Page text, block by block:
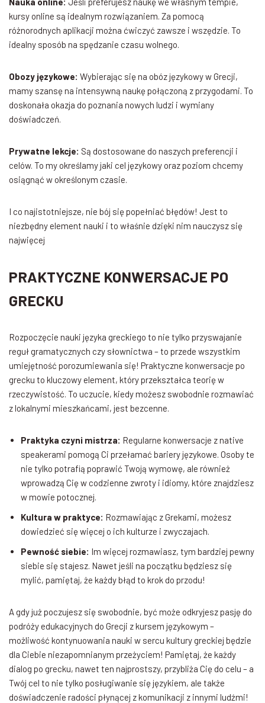
kursy online są idealnym rozwiązaniem. Za pomocą
różnorodnych aplikacji można ćwiczyć zawsze i wszędzie. To
idealny sposób na spędzanie czasu wolnego.
Obozy językowe: Wybierając się na obóz językowy w Grecji,
mamy szansę na intensywną naukę połączoną z przygodami. To
doskonała okazja do poznania nowych ludzi i wymiany
doświadczeń.
Prywatne lekcje: Są dostosowane do naszych preferencji i
celów. To my określamy jaki cel językowy oraz poziom chcemy
osiągnąć w określonym czasie.
I co najistotniejsze, nie bój się popełniać błędów! Jest to
niezbędny element nauki i to właśnie dzięki nim nauczysz się
najwięcej
PRAKTYCZNE KONWERSACJE PO
GRECKU
Rozpoczęcie nauki języka greckiego to nie tylko przyswajanie
reguł gramatycznych czy słownictwa – to przede wszystkim
umiejętność porozumiewania się! Praktyczne konwersacje po
grecku to kluczowy element, który przekształca teorię w
rzeczywistość. To uczucie, kiedy możesz swobodnie rozmawiać
z lokalnymi mieszkańcami, jest bezcenne.
Praktyka czyni mistrza: Regularne konwersacje z native
speakerami pomogą Ci przełamać bariery językowe. Osoby te
nie tylko potrafią poprawić Twoją wymowę, ale również
wprowadzą Cię w codzienne zwroty i idiomy, które znajdziesz
w mowie potocznej.
Kultura w praktyce: Rozmawiając z Grekami, możesz
dowiedzieć się więcej o ich kulturze i zwyczajach.
Pewność siebie: Im więcej rozmawiasz, tym bardziej pewny
siebie się stajesz. Nawet jeśli na początku będziesz się
mylić, pamiętaj, że każdy błąd to krok do przodu!
A gdy już poczujesz się swobodnie, być może odkryjesz pasję do
podróży edukacyjnych do Grecji z kursem językowym –
możliwość kontynuowania nauki w sercu kultury greckiej będzie
dla Ciebie niezapomnianym przeżyciem! Pamiętaj, że każdy
dialog po grecku, nawet ten najprostszy, przybliża Cię do celu – a
Twój cel to nie tylko posługiwanie się językiem, ale także
doświadczenie radości płynącej z komunikacji z innymi ludźmi!